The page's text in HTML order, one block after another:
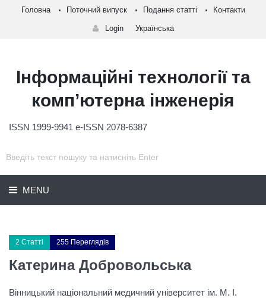
Головна Поточний випуск Подання статті Контакти
Login Українська
Інформаційні технології та
комп’ютерна інженерія
ISSN 1999-9941 e-ISSN 2078-6387
MENU
2 Статті 255 Переглядів
Катерина Добровольська
Вінницький національний медичний університет ім. М. І.